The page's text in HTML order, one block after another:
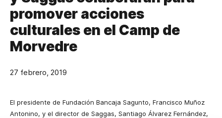
promover acciones
culturales en el Camp de
Morvedre
27 febrero, 2019
El presidente de Fundación Bancaja Sagunto, Francisco Muñoz
Antonino, y el director de Saggas, Santiago Álvarez Fernández,